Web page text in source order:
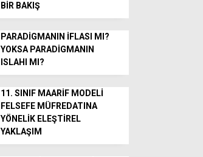
BİR BAKIŞ
PARADİGMANIN İFLASI MI?
YOKSA PARADİGMANIN
ISLAHI MI?
11. SINIF MAARİF MODELİ
FELSEFE MÜFREDATINA
YÖNELİK ELEŞTİREL
YAKLAŞIM